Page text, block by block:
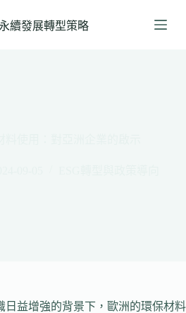
續發展轉型策略
日益增強的背景下，歐洲的環保材料